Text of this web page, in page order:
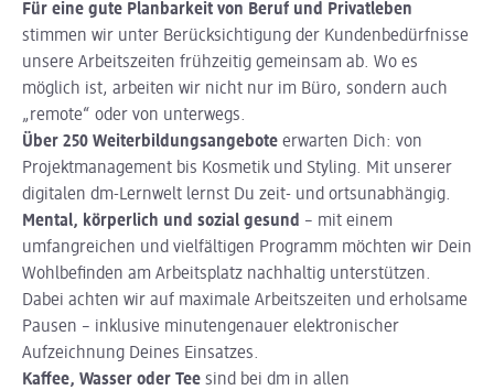
Für eine gute Planbarkeit von Beruf und Privatleben
stimmen wir unter Berücksichtigung der Kundenbedürfnisse
unsere Arbeitszeiten frühzeitig gemeinsam ab. Wo es
möglich ist, arbeiten wir nicht nur im Büro, sondern auch
„remote“ oder von unterwegs.
Über 250 Weiterbildungsangebote erwarten Dich: von
Projektmanagement bis Kosmetik und Styling. Mit unserer
digitalen dm-Lernwelt lernst Du zeit- und ortsunabhängig.
Mental, körperlich und sozial gesund – mit einem
umfangreichen und vielfältigen Programm möchten wir Dein
Wohlbefinden am Arbeitsplatz nachhaltig unterstützen.
Dabei achten wir auf maximale Arbeitszeiten und erholsame
Pausen – inklusive minutengenauer elektronischer
Aufzeichnung Deines Einsatzes.
Kaffee, Wasser oder Tee sind bei dm in allen